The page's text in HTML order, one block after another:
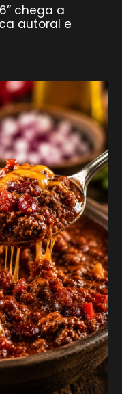
chega a
autoral e